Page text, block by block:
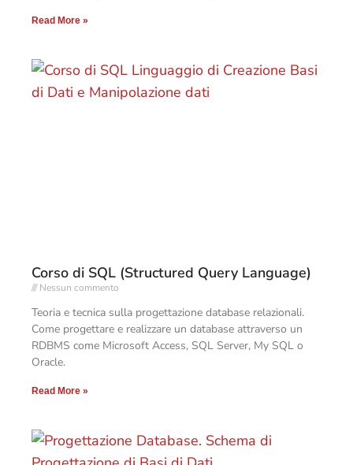
Read More »
Corso di SQL (Structured Query Language)
Nessun commento
Teoria e tecnica sulla progettazione database relazionali.
Come progettare e realizzare un database attraverso un
RDBMS come Microsoft Access, SQL Server, My SQL o
Oracle.
Read More »